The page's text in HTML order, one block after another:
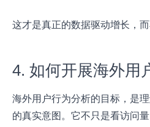
这才是真正的数据驱动增长，而
4. 如何开展海外用
海外用户行为分析的目标，是
的真实意图。它不只是看访问